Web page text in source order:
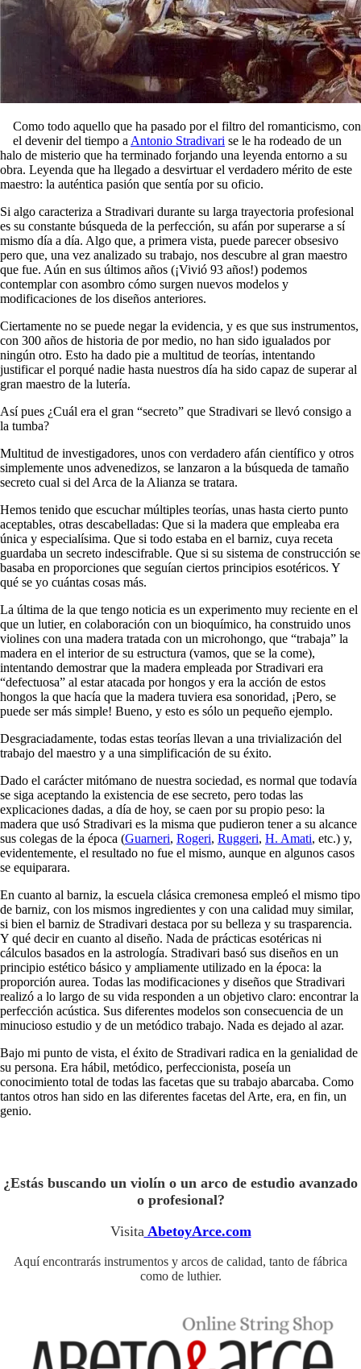
Como todo aquello que ha pasado por el filtro del romanticismo, con
el devenir del tiempo a Antonio Stradivari se le ha rodeado de un
halo de misterio que ha terminado forjando una leyenda entorno a su
obra. Leyenda que ha llegado a desvirtuar el verdadero mérito de este
maestro: la auténtica pasión que sentía por su oficio.
Si algo caracteriza a Stradivari durante su larga trayectoria profesional
es su constante búsqueda de la perfección, su afán por superarse a sí
mismo día a día. Algo que, a primera vista, puede parecer obsesivo
pero que, una vez analizado su trabajo, nos descubre al gran maestro
que fue. Aún en sus últimos años (¡Vivió 93 años!) podemos
contemplar con asombro cómo surgen nuevos modelos y
modificaciones de los diseños anteriores.
Ciertamente no se puede negar la evidencia, y es que sus instrumentos,
con 300 años de historia de por medio, no han sido igualados por
ningún otro. Esto ha dado pie a multitud de teorías, intentando
justificar el porqué nadie hasta nuestros día ha sido capaz de superar al
gran maestro de la lutería.
Así pues ¿Cuál era el gran “secreto” que Stradivari se llevó consigo a
la tumba?
Multitud de investigadores, unos con verdadero afán científico y otros
simplemente unos advenedizos, se lanzaron a la búsqueda de tamaño
secreto cual si del Arca de la Alianza se tratara.
Hemos tenido que escuchar múltiples teorías, unas hasta cierto punto
aceptables, otras descabelladas: Que si la madera que empleaba era
única y especialísima. Que si todo estaba en el barniz, cuya receta
guardaba un secreto indescifrable. Que si su sistema de construcción se
basaba en proporciones que seguían ciertos principios esotéricos. Y
qué se yo cuántas cosas más.
La última de la que tengo noticia es un experimento muy reciente en el
que un lutier, en colaboración con un bioquímico, ha construido unos
violines con una madera tratada con un microhongo, que “trabaja” la
madera en el interior de su estructura (vamos, que se la come),
intentando demostrar que la madera empleada por Stradivari era
“defectuosa” al estar atacada por hongos y era la acción de estos
hongos la que hacía que la madera tuviera esa sonoridad, ¡Pero, se
puede ser más simple! Bueno, y esto es sólo un pequeño ejemplo.
Desgraciadamente, todas estas teorías llevan a una trivialización del
trabajo del maestro y a una simplificación de su éxito.
Dado el carácter mitómano de nuestra sociedad, es normal que todavía
se siga aceptando la existencia de ese secreto, pero todas las
explicaciones dadas, a día de hoy, se caen por su propio peso: la
madera que usó Stradivari es la misma que pudieron tener a su alcance
sus colegas de la época (Guarneri, Rogeri, Ruggeri, H. Amati, etc.) y,
evidentemente, el resultado no fue el mismo, aunque en algunos casos
se equiparara.
En cuanto al barniz, la escuela clásica cremonesa empleó el mismo tipo
de barniz, con los mismos ingredientes y con una calidad muy similar,
si bien el barniz de Stradivari destaca por su belleza y su trasparencia.
Y qué decir en cuanto al diseño. Nada de prácticas esotéricas ni
cálculos basados en la astrología. Stradivari basó sus diseños en un
principio estético básico y ampliamente utilizado en la época: la
proporción aurea. Todas las modificaciones y diseños que Stradivari
realizó a lo largo de su vida responden a un objetivo claro: encontrar la
perfección acústica. Sus diferentes modelos son consecuencia de un
minucioso estudio y de un metódico trabajo. Nada es dejado al azar.
Bajo mi punto de vista, el éxito de Stradivari radica en la genialidad de
su persona. Era hábil, metódico, perfeccionista, poseía un
conocimiento total de todas las facetas que su trabajo abarcaba. Como
tantos otros han sido en las diferentes facetas del Arte, era, en fin, un
genio.
¿Estás buscando un violín o un arco de estudio avanzado
o profesional?
Visita AbetoyArce.com
Aquí encontrarás instrumentos y arcos de calidad, tanto de fábrica
como de luthier.